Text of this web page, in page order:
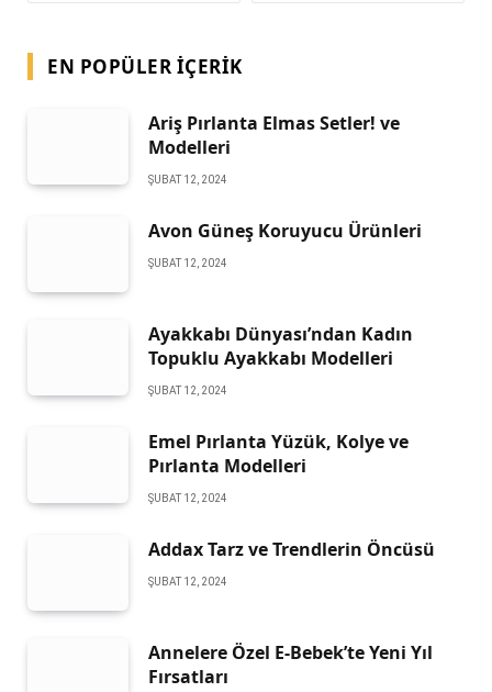
EN POPÜLER İÇERIK
Ariş Pırlanta Elmas Setler! ve
Modelleri
ŞUBAT 12, 2024
Avon Güneş Koruyucu Ürünleri
ŞUBAT 12, 2024
Ayakkabı Dünyası’ndan Kadın
Topuklu Ayakkabı Modelleri
ŞUBAT 12, 2024
Emel Pırlanta Yüzük, Kolye ve
Pırlanta Modelleri
ŞUBAT 12, 2024
Addax Tarz ve Trendlerin Öncüsü
ŞUBAT 12, 2024
Annelere Özel E-Bebek’te Yeni Yıl
Fırsatları